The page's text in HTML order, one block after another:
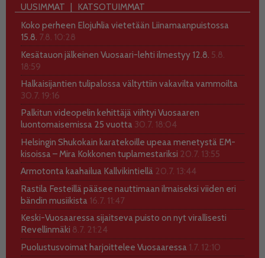
UUSIMMAT
KATSOTUIMMAT
Koko perheen Elojuhlia vietetään Liinamaanpuistossa
15.8. 7.8. 10:28
Kesätauon jälkeinen Vuosaari-lehti ilmestyy 12.8. 5.8.
18:59
Halkaisijantien tulipalossa vältyttiin vakavilta vammoilta
30.7. 19:16
Palkitun videopelin kehittäjä viihtyi Vuosaaren
luontomaisemissa 25 vuotta 30.7. 18:04
Helsingin Shukokain karatekoille upeaa menetystä EM-
kisoissa – Mira Kokkonen tuplamestariksi 20.7. 13:55
Armotonta kaahailua Kallvikintiellä 20.7. 13:44
Rastila Festeillä pääsee nauttimaan ilmaiseksi viiden eri
bändin musiikista 16.7. 11:47
Keski-Vuosaaressa sijaitseva puisto on nyt virallisesti
Revellinmäki 8.7. 21:24
Puolustusvoimat harjoittelee Vuosaaressa 1.7. 12:10